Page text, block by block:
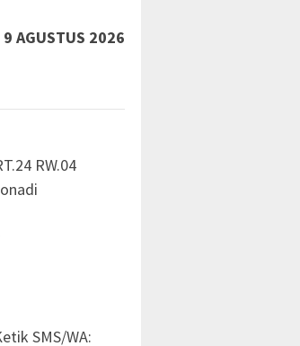
9 AGUSTUS 2026
RW.04
SMS/WA: